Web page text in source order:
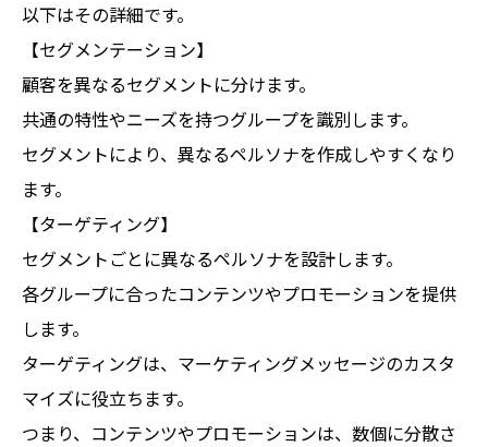
以下はその詳細です。
【セグメンテーション】
顧客を異なるセグメントに分けます。
共通の特性やニーズを持つグループを識別します。
セグメントにより、異なるペルソナを作成しやすくなり
ます。
【ターゲティング】
セグメントごとに異なるペルソナを設計します。
各グループに合ったコンテンツやプロモーションを提供
します。
ターゲティングは、マーケティングメッセージのカスタ
マイズに役立ちます。
つまり、コンテンツやプロモーションは、数個に分散さ